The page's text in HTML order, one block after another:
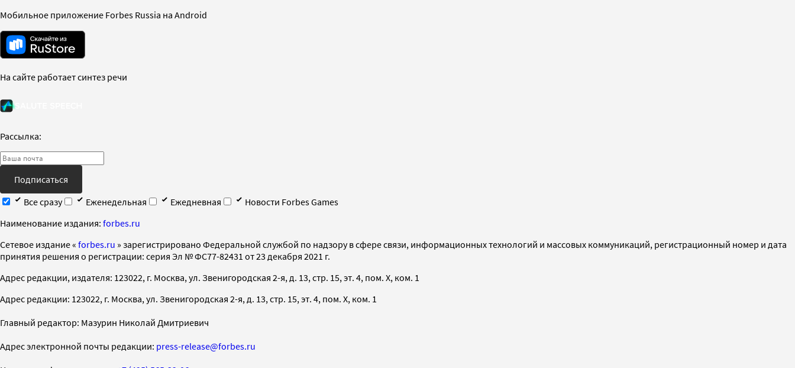
Мобильное приложение Forbes Russia на Android
На сайте работает синтез речи
Рассылка:
Подписаться
Все сразу
Еженедельная Ежедневная
Новости Forbes Games
Наименование издания: forbes.ru
Cетевое издание « forbes.ru » зарегистрировано Федеральной службой по надзору в сфере связи, информационных технологий и массовых коммуникаций, регистрационный номер и дата
принятия решения о регистрации: серия Эл № ФС77-82431 от 23 декабря 2021 г.
Адрес редакции, издателя: 123022, г. Москва, ул. Звенигородская 2-я, д. 13, стр. 15, эт. 4, пом. X, ком. 1
Адрес редакции: 123022, г. Москва, ул. Звенигородская 2-я, д. 13, стр. 15, эт. 4, пом. X, ком. 1
Главный редактор: Мазурин Николай Дмитриевич
Адрес электронной почты редакции: press-release@forbes.ru